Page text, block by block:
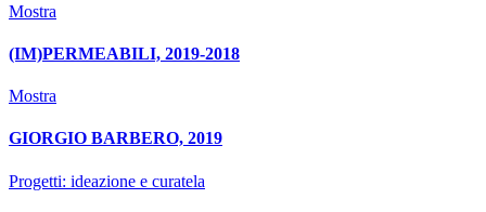
Mostra
(IM)PERMEABILI, 2019-2018
Mostra
GIORGIO BARBERO, 2019
Progetti: ideazione e curatela